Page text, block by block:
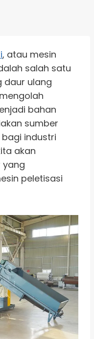
, atau mesin
salah satu
daur ulang
bahan
sumber
industri
akan
peletisasi